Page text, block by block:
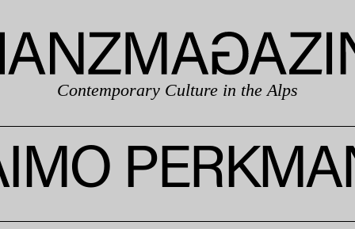
Contemporary Culture in the Alps